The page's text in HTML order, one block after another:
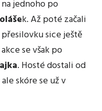
jednoho po
k. Až poté začali
sice ještě
se však po
. Hosté dostali od
skóre se už v